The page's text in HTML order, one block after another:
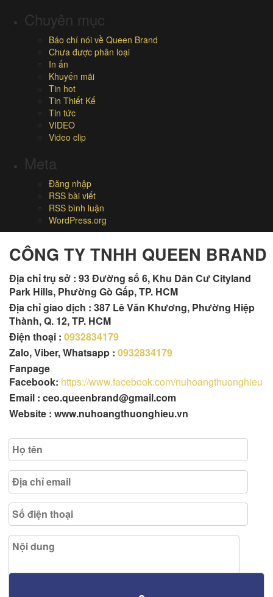
Chuyên mục
Báo chí nói về Queen Brand
Chưa được phân loại
In ấn
Khuyến mãi
Tin hot
Tin Thiết Kế
Tin tức
VIDEO
Video clip
Meta
Đăng nhập
RSS bài viết
RSS bình luận
WordPress.org
CÔNG TY TNHH QUEEN BRAND
Địa chỉ trụ sở : 93 Đường số 6, Khu Dân Cư Cityland
Park Hills, Phường Gò Gấp, TP. HCM
Địa chỉ giao dịch : 387 Lê Văn Khương, Phường Hiệp
Thành, Q. 12, TP. HCM
Điện thoại : 0932834179
Zalo, Viber, Whatsapp : 0932834179
Fanpage
Facebook: https://www.facebook.com/nuhoangthuonghieu
Email : ceo.queenbrand@gmail.com
Website : www.nuhoangthuonghieu.vn